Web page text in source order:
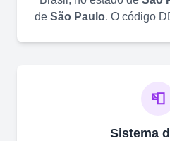
de São Paulo. O código
📮
Sistema